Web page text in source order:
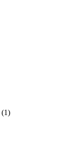
(1)